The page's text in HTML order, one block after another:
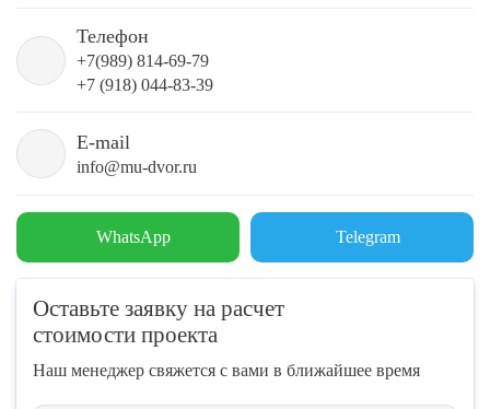
Телефон
+7(989) 814-69-79
+7 (918) 044-83-39
E-mail
info@mu-dvor.ru
WhatsApp Telegram
Оставьте заявку на расчет
стоимости проекта
Наш менеджер свяжется с вами в ближайшее время